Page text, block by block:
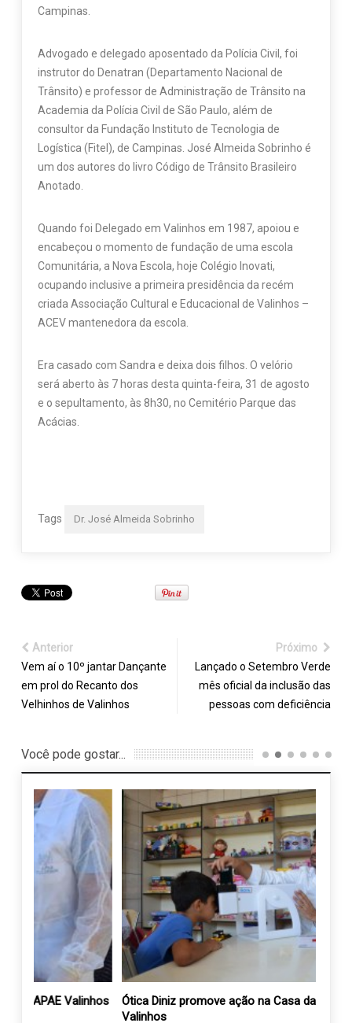
Campinas.
Advogado e delegado aposentado da Polícia Civil, foi
instrutor do Denatran (Departamento Nacional de
Trânsito) e professor de Administração de Trânsito na
Academia da Polícia Civil de São Paulo, além de
consultor da Fundação Instituto de Tecnologia de
Logística (Fitel), de Campinas. José Almeida Sobrinho é
um dos autores do livro Código de Trânsito Brasileiro
Anotado.
Quando foi Delegado em Valinhos em 1987, apoiou e
encabeçou o momento de fundação de uma escola
Comunitária, a Nova Escola, hoje Colégio Inovati,
ocupando inclusive a primeira presidência da recém
criada Associação Cultural e Educacional de Valinhos –
ACEV mantenedora da escola.
Era casado com Sandra e deixa dois filhos. O velório
será aberto às 7 horas desta quinta-feira, 31 de agosto
e o sepultamento, às 8h30, no Cemitério Parque das
Acácias.
Tags Dr. José Almeida Sobrinho
Anterior
Vem aí o 10º jantar Dançante
em prol do Recanto dos
Velhinhos de Valinhos
Próximo
Lançado o Setembro Verde
mês oficial da inclusão das
pessoas com deficiência
Você pode gostar...
Ótica Diniz promove ação na Casa da Criança de